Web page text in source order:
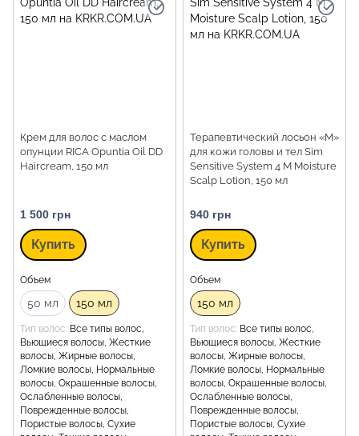
Крем для волос с маслом
опунции RICA Opuntia Oil DD
Haircream, 150 мл
1 500 грн
Купить
Объем
50 мл 150 мл
Тип волос Все типы волос,
Вьющиеся волосы, Жесткие
волосы, Жирные волосы,
Ломкие волосы, Нормальные
волосы, Окрашенные волосы,
Ослабленные волосы,
Поврежденные волосы,
Пористые волосы, Сухие
Терапевтический лосьон «М»
для кожи головы и тел Sim
Sensitive System 4 M Moisture
Scalp Lotion, 150 мл
940 грн
Купить
Объем
150 мл
Тип волос Все типы волос,
Вьющиеся волосы, Жесткие
волосы, Жирные волосы,
Ломкие волосы, Нормальные
волосы, Окрашенные волосы,
Ослабленные волосы,
Поврежденные волосы,
Пористые волосы, Сухие